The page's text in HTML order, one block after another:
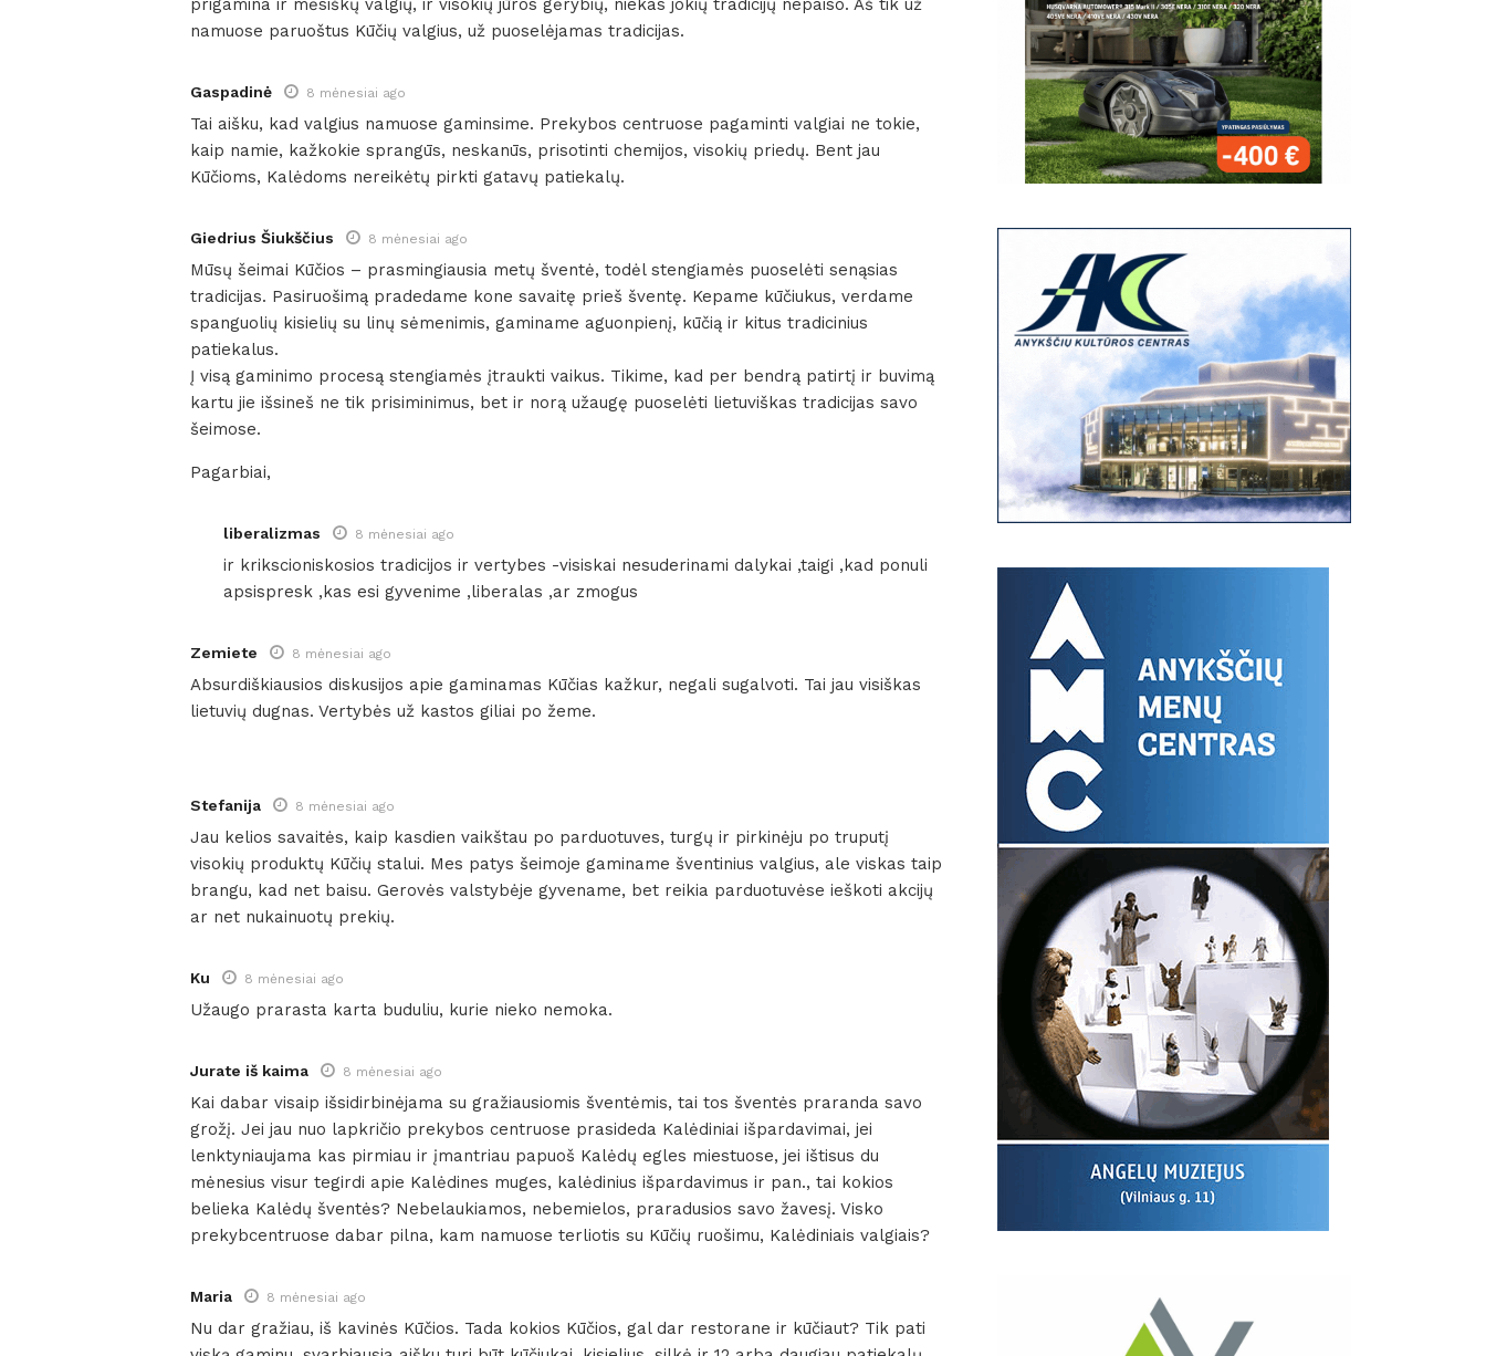
prigamina ir mėsiškų valgių, ir visokių jūros gėrybių, niekas jokių tradicijų nepaiso. Aš tik už
namuose paruoštus Kūčių valgius, už puoselėjamas tradicijas.
Gaspadinė 8 mėnesiai ago
Tai aišku, kad valgius namuose gaminsime. Prekybos centruose pagaminti valgiai ne tokie,
kaip namie, kažkokie sprangūs, neskanūs, prisotinti chemijos, visokių priedų. Bent jau
Kūčioms, Kalėdoms nereikėtų pirkti gatavų patiekalų.
Giedrius Šiukščius 8 mėnesiai ago
Mūsų šeimai Kūčios – prasmingiausia metų šventė, todėl stengiamės puoselėti senąsias
tradicijas. Pasiruošimą pradedame kone savaitę prieš šventę. Kepame kūčiukus, verdame
spanguolių kisielių su linų sėmenimis, gaminame aguonpienį, kūčią ir kitus tradicinius
patiekalus.
Į visą gaminimo procesą stengiamės įtraukti vaikus. Tikime, kad per bendrą patirtį ir buvimą
kartu jie išsineš ne tik prisiminimus, bet ir norą užaugę puoselėti lietuviškas tradicijas savo
šeimose.
Pagarbiai,
liberalizmas 8 mėnesiai ago
ir krikscioniskosios tradicijos ir vertybes -visiskai nesuderinami dalykai ,taigi ,kad ponuli
apsispresk ,kas esi gyvenime ,liberalas ,ar zmogus
Zemiete 8 mėnesiai ago
Absurdiškiausios diskusijos apie gaminamas Kūčias kažkur, negali sugalvoti. Tai jau visiškas
lietuvių dugnas. Vertybės už kastos giliai po žeme.
Stefanija 8 mėnesiai ago
Jau kelios savaitės, kaip kasdien vaikštau po parduotuves, turgų ir pirkinėju po truputį
visokių produktų Kūčių stalui. Mes patys šeimoje gaminame šventinius valgius, ale viskas taip
brangu, kad net baisu. Gerovės valstybėje gyvename, bet reikia parduotuvėse ieškoti akcijų
ar net nukainuotų prekių.
Ku 8 mėnesiai ago
Užaugo prarasta karta buduliu, kurie nieko nemoka.
Jurate iš kaima 8 mėnesiai ago
Kai dabar visaip išsidirbinėjama su gražiausiomis šventėmis, tai tos šventės praranda savo
grožį. Jei jau nuo lapkričio prekybos centruose prasideda Kalėdiniai išpardavimai, jei
lenktyniaujama kas pirmiau ir įmantriau papuoš Kalėdų egles miestuose, jei ištisus du
mėnesius visur tegirdi apie Kalėdines muges, kalėdinius išpardavimus ir pan., tai kokios
belieka Kalėdų šventės? Nebelaukiamos, nebemielos, praradusios savo žavesį. Visko
prekybcentruose dabar pilna, kam namuose terliotis su Kūčių ruošimu, Kalėdiniais valgiais?
Maria 8 mėnesiai ago
Nu dar gražiau, iš kavinės Kūčios. Tada kokios Kūčios, gal dar restorane ir kūčiaut? Tik pati